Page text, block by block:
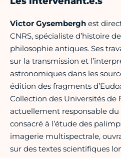
Victor Gysembergh est
CNRS, spécialiste d’histoire
philosophie antiques. Ses
sur la transmission et
astronomiques dans les
édition des fragments
Collection des Universités de
actuellement responsable du
consacré à l’étude des
imagerie multispectrale,
sur des textes scientifiques